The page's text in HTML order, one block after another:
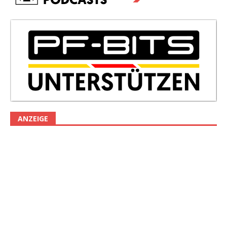
ANZEIGE